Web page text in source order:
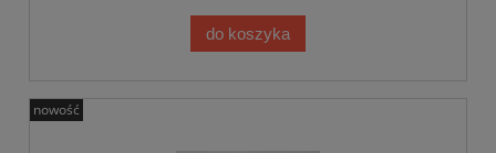
do koszyka
nowość